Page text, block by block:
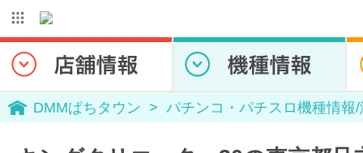
DMMぱちタウン パチンコ・パチスロ機種情報